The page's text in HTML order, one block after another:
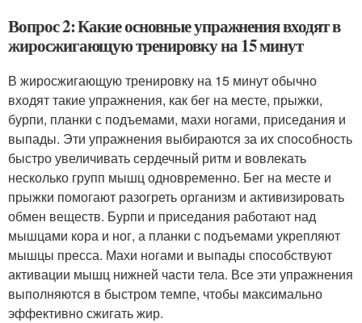
Вопрос 2: Какие основные упражнения входят в
жиросжигающую тренировку на 15 минут
В жиросжигающую тренировку на 15 минут обычно
входят такие упражнения, как бег на месте, прыжки,
бурпи, планки с подъемами, махи ногами, приседания и
выпады. Эти упражнения выбираются за их способность
быстро увеличивать сердечный ритм и вовлекать
несколько групп мышц одновременно. Бег на месте и
прыжки помогают разогреть организм и активизировать
обмен веществ. Бурпи и приседания работают над
мышцами кора и ног, а планки с подъемами укрепляют
мышцы пресса. Махи ногами и выпады способствуют
активации мышц нижней части тела. Все эти упражнения
выполняются в быстром темпе, чтобы максимально
эффективно сжигать жир.